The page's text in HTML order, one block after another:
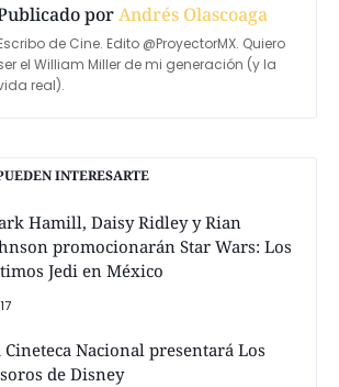
porAndrés Olascoaga
de Cine. Edito @ProyectorMX. Quiero
el William Miller de mi generación (y la
real).
INTERESARTE
Hamill, Daisy Ridley y Rian
promocionarán Star Wars: Los
Jedi en México
Cineteca Nacional presentará Los
de Disney